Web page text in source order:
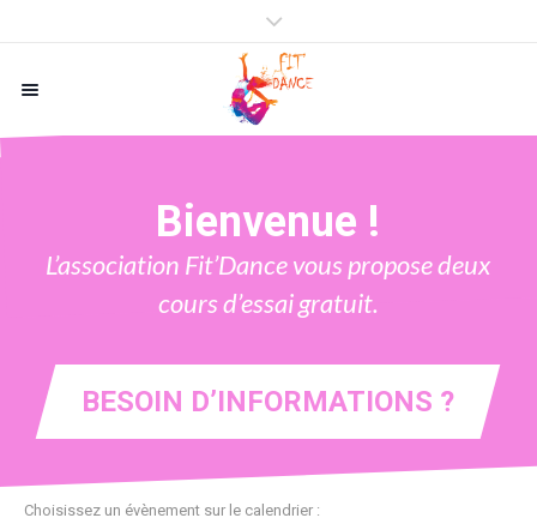
Bienvenue !
L’association Fit’Dance vous propose deux
cours d’essai gratuit.
BESOIN D’INFORMATIONS ?
Choisissez un évènement sur le calendrier :